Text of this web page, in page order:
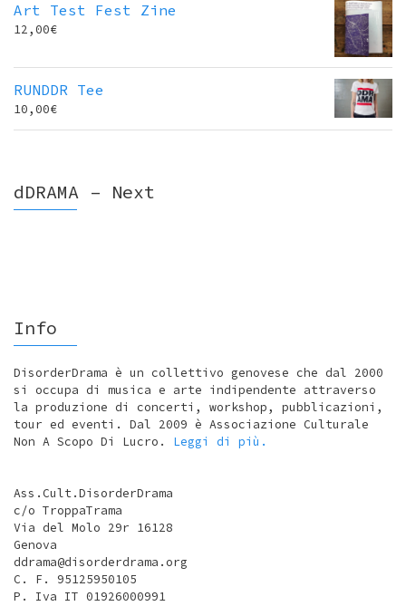
Art Test Fest Zine
12,00€
RUNDDR Tee
10,00€
dDRAMA – Next
Info
DisorderDrama è un collettivo genovese che dal 2000
si occupa di musica e arte indipendente attraverso
la produzione di concerti, workshop, pubblicazioni,
tour ed eventi. Dal 2009 è Associazione Culturale
Non A Scopo Di Lucro. Leggi di più.
Ass.Cult.DisorderDrama
c/o TroppaTrama
Via del Molo 29r 16128
Genova
ddrama@disorderdrama.org
C. F. 95125950105
P. Iva IT 01926000991